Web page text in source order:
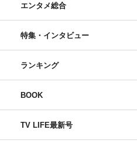
エンタメ総合
特集・インタビュー
ランキング
BOOK
TV LIFE最新号